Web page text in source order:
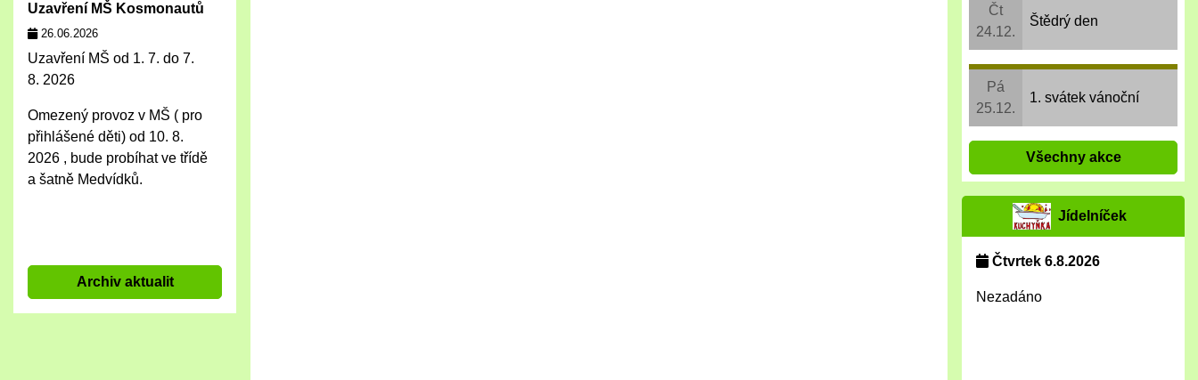
Uzavření MŠ Kosmonautů
26.06.2026
Uzavření MŠ od 1. 7. do 7.
8. 2026
Omezený provoz v MŠ ( pro
přihlášené děti) od 10. 8.
2026 , bude probíhat ve třídě
a šatně Medvídků.
Archiv aktualit
Čt
24.12.
Štědrý den
Pá
25.12.
1. svátek vánoční
Všechny akce
Jídelníček
Čtvrtek 6.8.2026
Nezadáno